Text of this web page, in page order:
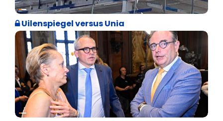
Cultuuroorlog
Uilenspiegel versus Unia
Binnenland politiek